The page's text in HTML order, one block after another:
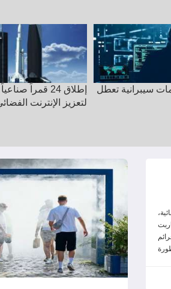
صناعياً لـ"ستارلينك"
مليون يورو من الألمان
لجرائم